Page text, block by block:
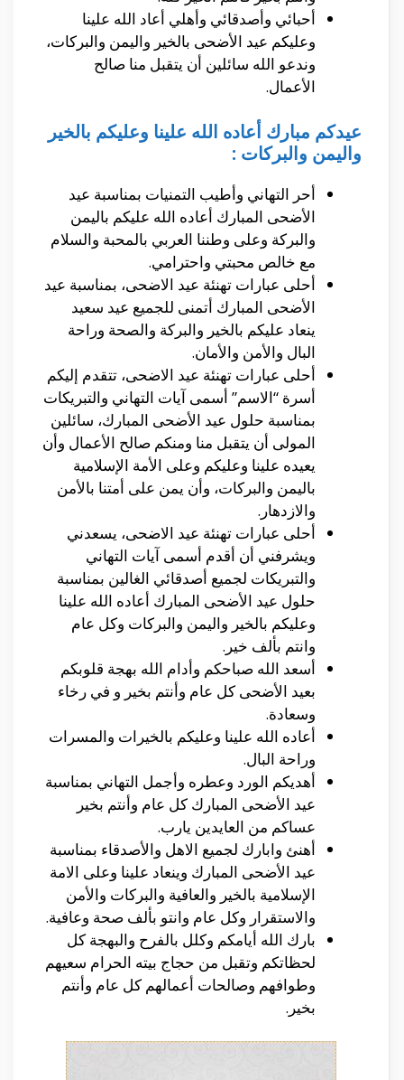
أحبائي وأصدقائي وأهلي أعاد الله علينا
وعليكم عيد الأضحى بالخير واليمن والبركات،
وندعو الله سائلين أن يتقبل منا صالح
الأعمال.
عيدكم مبارك أعاده الله علينا وعليكم بالخير
واليمن والبركات :
أحر التهاني وأطيب التمنيات بمناسبة عيد
الأضحى المبارك أعاده الله عليكم باليمن
والبركة وعلى وطننا العربي بالمحبة والسلام
مع خالص محبتي واحترامي.
أحلى عبارات تهنئة عيد الاضحى، بمناسبة عيد
الأضحى المبارك أتمنى للجميع عيد سعيد
ينعاد عليكم بالخير والبركة والصحة وراحة
البال والأمن والأمان.
أحلى عبارات تهنئة عيد الاضحى، تتقدم إليكم
أسرة “الاسم” أسمى آيات التهاني والتبريكات
بمناسبة حلول عيد الأضحى المبارك، سائلين
المولى أن يتقبل منا ومنكم صالح الأعمال وأن
يعيده علينا وعليكم وعلى الأمة الإسلامية
باليمن والبركات، وأن يمن على أمتنا بالأمن
والازدهار.
أحلى عبارات تهنئة عيد الاضحى، يسعدني
ويشرفني أن أقدم أسمى آيات التهاني
والتبريكات لجميع أصدقائي الغالين بمناسبة
حلول عيد الأضحى المبارك أعاده الله علينا
وعليكم بالخير واليمن والبركات وكل عام
وانتم بألف خير.
أسعد الله صباحكم وأدام الله بهجة قلوبكم
بعيد الأضحى كل عام وأنتم بخير و في رخاء
وسعادة.
أعاده الله علينا وعليكم بالخيرات والمسرات
وراحة البال.
أهديكم الورد وعطره وأجمل التهاني بمناسبة
عيد الأضحى المبارك كل عام وأنتم بخير
عساكم من العايدين يارب.
أهنئ وابارك لجميع الاهل والأصدقاء بمناسبة
عيد الأضحى المبارك وينعاد علينا وعلى الامة
الإسلامية بالخير والعافية والبركات والأمن
والاستقرار وكل عام وانتو بألف صحة وعافية.
بارك الله أيامكم وكلل بالفرح والبهجة كل
لحظاتكم وتقبل من حجاج بيته الحرام سعيهم
وطوافهم وصالحات أعمالهم كل عام وأنتم
بخير.